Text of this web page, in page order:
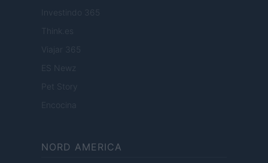
Investindo 365
Think.es
Viajar 365
ES Newz
Pet Story
Encocina
NORD AMERICA